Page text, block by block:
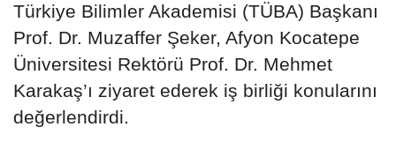
Türkiye Bilimler Akademisi (TÜBA) Başkanı
Prof. Dr. Muzaffer Şeker, Afyon Kocatepe
Üniversitesi Rektörü Prof. Dr. Mehmet
Karakaş’ı ziyaret ederek iş birliği konularını
değerlendirdi.